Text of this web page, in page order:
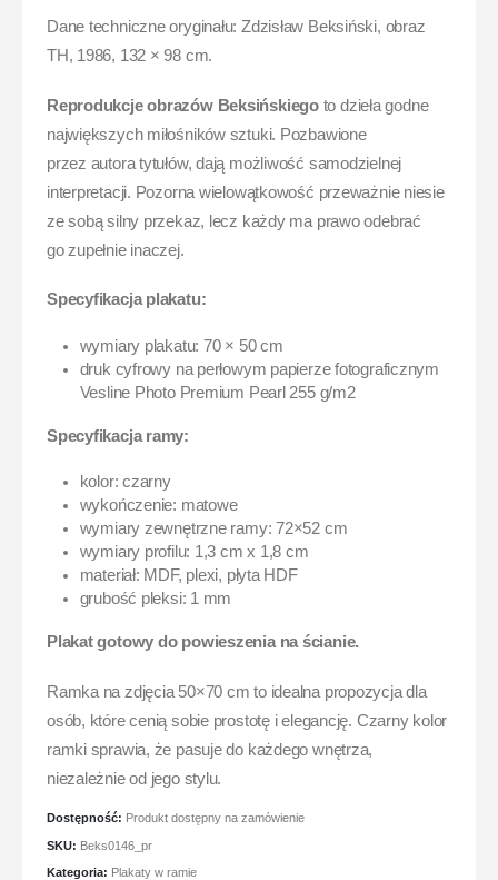
Dane techniczne oryginału: Zdzisław Beksiński, obraz
TH, 1986, 132 × 98 cm.
Reprodukcje obrazów Beksińskiego to dzieła godne
największych miłośników sztuki. Pozbawione
przez autora tytułów, dają możliwość samodzielnej
interpretacji. Pozorna wielowątkowość przeważnie niesie
ze sobą silny przekaz, lecz każdy ma prawo odebrać
go zupełnie inaczej.
Specyfikacja plakatu:
wymiary plakatu: 70 × 50 cm
druk cyfrowy na perłowym papierze fotograficznym
Vesline Photo Premium Pearl 255 g/m2
Specyfikacja ramy:
kolor: czarny
wykończenie: matowe
wymiary zewnętrzne ramy: 72×52 cm
wymiary profilu: 1,3 cm x 1,8 cm
materiał: MDF, plexi, płyta HDF
grubość pleksi: 1 mm
Plakat gotowy do powieszenia na ścianie.
Ramka na zdjęcia 50×70 cm to idealna propozycja dla
osób, które cenią sobie prostotę i elegancję. Czarny kolor
ramki sprawia, że pasuje do każdego wnętrza,
niezależnie od jego stylu.
Dostępność: Produkt dostępny na zamówienie
SKU: Beks0146_pr
Kategoria: Plakaty w ramie